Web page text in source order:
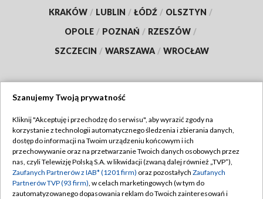
KRAKÓW / LUBLIN / ŁÓDŹ / OLSZTYN /
OPOLE / POZNAŃ / RZESZÓW /
SZCZECIN / WARSZAWA / WROCŁAW
TVP
Abonament TVP
Emisja w TVP
Centrum informacji TVP
Regulamin TVP
Polityka prywatności
Moje zgody
Szanujemy Twoją prywatność
Kliknij "Akceptuję i przechodzę do serwisu", aby wyrazić zgody na
korzystanie z technologii automatycznego śledzenia i zbierania danych,
dostęp do informacji na Twoim urządzeniu końcowym i ich
przechowywanie oraz na przetwarzanie Twoich danych osobowych przez
nas, czyli Telewizję Polską S.A. w likwidacji (zwaną dalej również „TVP”),
Zaufanych Partnerów z IAB* (1201 firm) oraz pozostałych Zaufanych
Partnerów TVP (93 firm), w celach marketingowych (w tym do
zautomatyzowanego dopasowania reklam do Twoich zainteresowań i